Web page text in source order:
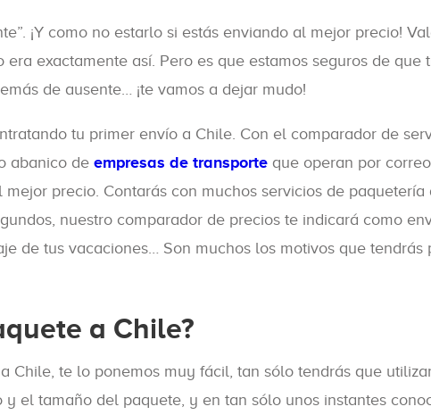
¡Y como no estarlo si estás enviando al mejor precio!
exactamente así. Pero es que estamos seguros de que
de ausente… ¡te vamos a dejar mudo!
tu primer envío a Chile. Con el comparador de
abanico de empresas de transporte que operan por
precio. Contarás con muchos servicios de
nuestro comparador de precios te indicará como
de tus vacaciones… Son muchos los motivos que
a Chile?
Chile, te lo ponemos muy fácil, tan sólo tendrás que
el tamaño del paquete, y en tan sólo unos instantes